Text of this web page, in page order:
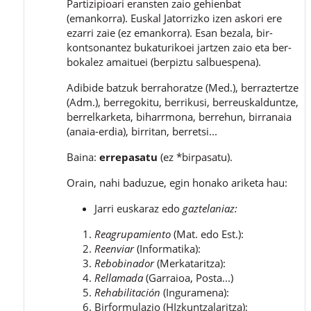
Partizipioari eransten zaio gehienbat
(emankorra). Euskal Jatorrizko izen askori ere
ezarri zaie (ez emankorra). Esan bezala, bir-
kontsonantez bukaturikoei jartzen zaio eta ber-
bokalez amaituei (berpiztu salbuespena).
Adibide batzuk berrahoratze (Med.), berraztertze
(Adm.), berregokitu, berrikusi, berreuskalduntze,
berrelkarketa, biharrmona, berrehun, birranaia
(anaia-erdia), birritan, berretsi...
Baina: errepasatu (ez *birpasatu).
Orain, nahi baduzue, egin honako ariketa hau:
Jarri euskaraz edo gaztelaniaz:
Reagrupamiento(Mat. edo Est.):
Reenviar(Informatika):
Rebobinador(Merkataritza):
Rellamada(Garraioa, Posta...)
Rehabilitación (Inguramena):
Birformulazio (HIzkuntzalaritza):